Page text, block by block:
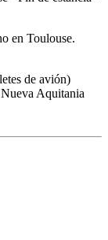
en Toulouse.
de avión)
Aquitania